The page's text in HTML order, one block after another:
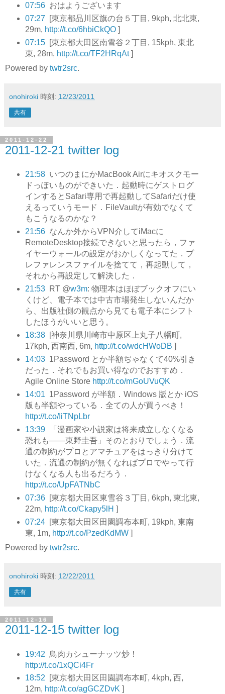
07:56 おはようございます
07:27
[東京都品川区旗の台５丁目, 9kph, 北北東,
29m, http://t.co/6hbiCkQO]
07:15
[東京都大田区南雪谷２丁目, 15kph, 東北
東, 28m, http://t.co/TF2HRqAt]
Powered by twtr2src.
onohiroki 時刻: 12/23/2011
共有
2011-12-22
2011-12-21 twitter log
21:58 いつのまにかMacBook Airにキオスクモー
ドっぽいものができいた．起動時にゲストログ
インするとSafari専用で再起動してSafariだけ使
えるっていうモード．FileVaultが有効でなくて
もこうなるのかな？
21:56 なんか外からVPN介してiMacに
RemoteDesktop接続できないと思ったら，ファ
イヤーウォールの設定がおかしくなってた．プ
レファレンスファイルを捨てて，再起動して，
それから再設定して解決した．
21:53
RT @w3m: 物理本はほぼブックオフにい
くけど、電子本では中古市場発生しないんだか
ら、出版社側の観点から見ても電子本にシフト
したほうがいいと思う。
18:38
[神奈川県川崎市中原区上丸子八幡町,
17kph, 西南西, 6m, http://t.co/wdcHWoDB ]
14:03 1Password とか半額ぢゃなくて40%引き
だった．それでもお買い得なのでおすすめ．
Agile Online Store http://t.co/mGoUVuQK
14:01 1Password が半額．Windows 版とか iOS
版も半額やっている．全ての人が買うべき！
http://t.co/IiTNpLbr
13:39
「漫画家や小説家は将来成立しなくなる
恐れも——東野圭吾」そのとおりでしょう．流
通の制約がプロとアマチュアをはっきり分けて
いた．流通の制約が無くなればプロでやって行
けなくなる人も出るだろう．
http://t.co/UpFATNbC
07:36
[東京都大田区東雪谷３丁目, 6kph, 東北東,
22m, http://t.co/Ckapy5lH ]
07:24
[東京都大田区田園調布本町, 19kph, 東南
東, 1m, http://t.co/PzedKdMW]
Powered by twtr2src.
onohiroki 時刻: 12/22/2011
共有
2011-12-16
2011-12-15 twitter log
19:42 鳥肉カシューナッツ炒！
http://t.co/1xQCi4Fr
18:52
[東京都大田区田園調布本町, 4kph, 西,
12m, http://t.co/agGCZDvK]